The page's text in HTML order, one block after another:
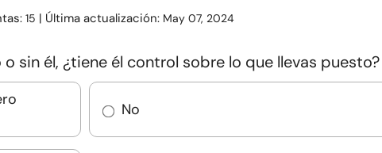
15 | Última actualización: May 07, 2024
sin él, ¿tiene él control sobre lo que llevas puesto?
No